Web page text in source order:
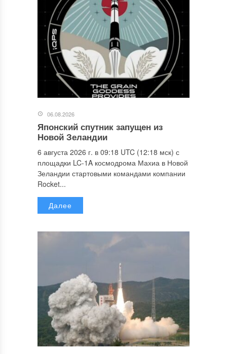
06.08.2026
Японский спутник запущен из
Новой Зеландии
6 августа 2026 г. в 09:18 UTC (12:18 мск) с
площадки LC-1A космодрома Махиа в Новой
Зеландии стартовыми командами компании
Rocket...
Далее